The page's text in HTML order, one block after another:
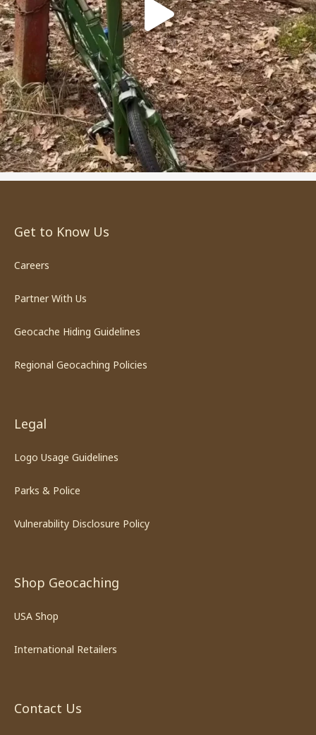
Get to Know Us
Careers
Partner With Us
Geocache Hiding Guidelines
Regional Geocaching Policies
Legal
Logo Usage Guidelines
Parks & Police
Vulnerability Disclosure Policy
Shop Geocaching
USA Shop
International Retailers
Contact Us